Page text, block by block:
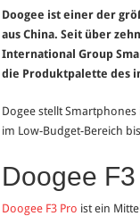
Doogee ist einer der
aus China. Seit über
International Group
die Produktpalette des
Dogee stellt
im Low-Budget-Bereich
Doogee
Doogee F3 Pro ist ein